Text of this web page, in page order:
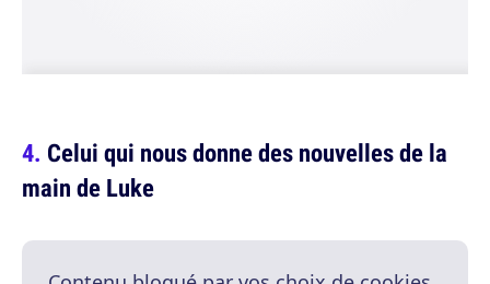
Celui qui nous donne des nouvelles de la
main de Luke